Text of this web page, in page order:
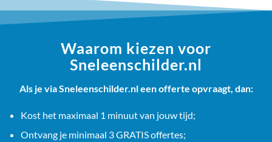
Waarom kiezen voor
Sneleenschilder.nl
Als je via Sneleenschilder.nl een offerte opvraagt, dan:
Kost het maximaal 1 minuut van jouw tijd;
Ontvang je minimaal 3 GRATIS offertes;